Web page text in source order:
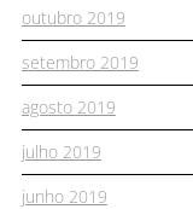
outubro 2019
setembro 2019
agosto 2019
julho 2019
junho 2019